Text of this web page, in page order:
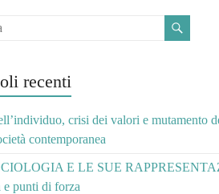
recenti
crisi dei valori e mutamento
contemporanea
E LE SUE
e punti di forza